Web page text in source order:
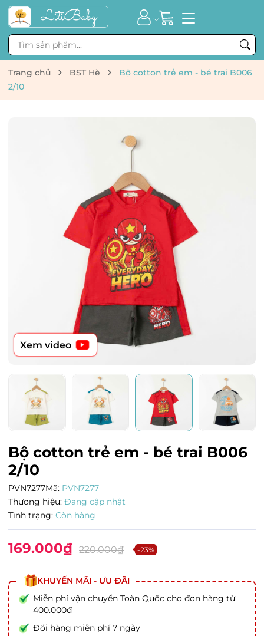
Trang chủ BST Hè
Bộ cotton trẻ em - bé trai B006
2/10
Xem video
Bộ cotton trẻ em - bé trai B006
2/10
PVN7277Mã: PVN7277
Thương hiệu: Đang cập nhật
Tình trạng: Còn hàng
169.000₫ 220.000₫ -23%
KHUYẾN MÃI - ƯU ĐÃI
Miễn phí vận chuyển Toàn Quốc cho đơn hàng từ
400.000đ
Đổi hàng miễn phí 7 ngày